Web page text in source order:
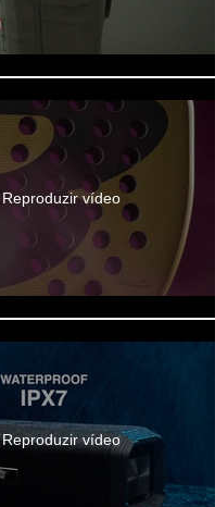
Reproduzir vídeo
Reproduzir vídeo